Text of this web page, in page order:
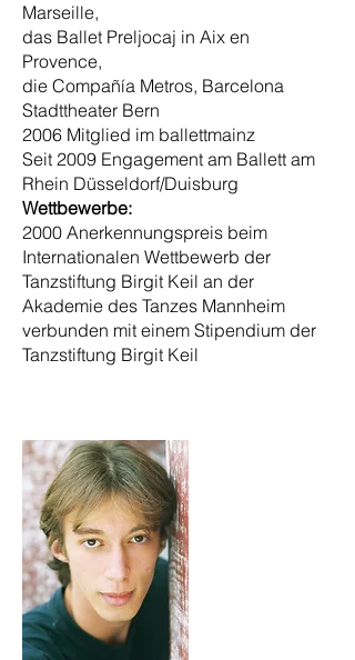
Marseille,
das Ballet Preljocaj in Aix en
Provence,
die Compañía Metros, Barcelona
Stadttheater Bern
2006 Mitglied im ballettmainz
Seit 2009 Engagement am Ballett am
Rhein Düsseldorf/Duisburg
Wettbewerbe:
2000 Anerkennungspreis beim
Internationalen Wettbewerb der
Tanzstiftung Birgit Keil an der
Akademie des Tanzes Mannheim
verbunden mit einem Stipendium der
Tanzstiftung Birgit Keil